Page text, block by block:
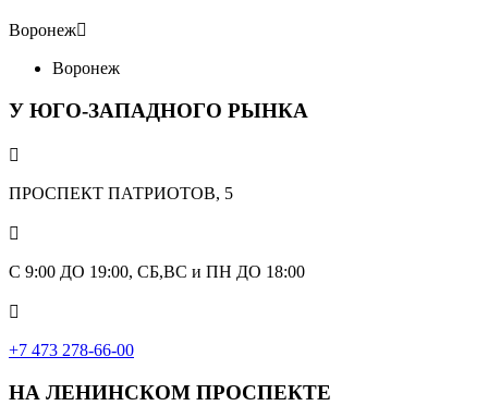
Воронеж
Воронеж
У ЮГО-ЗАПАДНОГО РЫНКА

ПРОСПЕКТ ПАТРИОТОВ, 5

С 9:00 ДО 19:00, СБ,ВС и ПН ДО 18:00

+7 473 278-66-00
НА ЛЕНИНСКОМ ПРОСПЕКТЕ